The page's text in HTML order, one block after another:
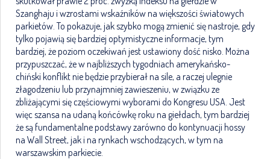
Szanghaju i wzrostami wskaźników na większości światowych
parkietów. To pokazuje, jak szybko mogą zmienić się nastroje, gdy
tylko pojawią się bardziej optymistyczne informacje, tym
bardziej, że poziom oczekiwań jest ustawiony dość nisko. Można
przypuszczać, że w najbliższych tygodniach amerykańsko-
chiński konflikt nie będzie przybierał na sile, a raczej ulegnie
złagodzeniu lub przynajmniej zawieszeniu, w związku ze
zbliżającymi się częściowymi wyborami do Kongresu USA. Jest
więc szansa na udaną końcówkę roku na giełdach, tym bardziej
że są fundamentalne podstawy zarówno do kontynuacji hossy
na Wall Street, jak i na rynkach wschodzących, w tym na
warszawskim parkiecie.